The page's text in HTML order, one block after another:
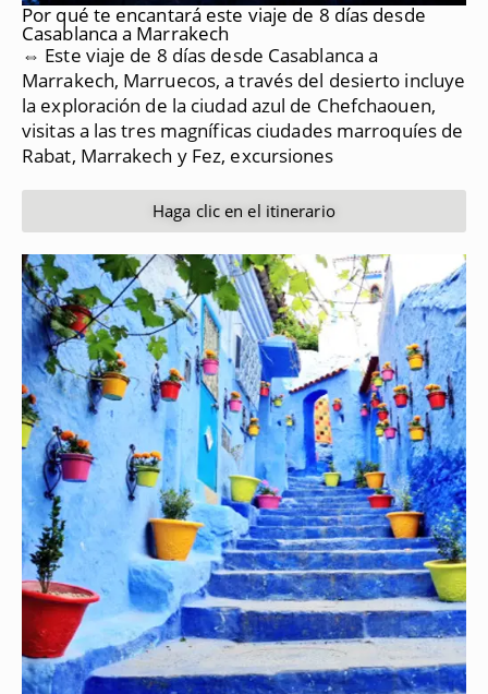
Por qué te encantará este viaje de 8 días desde
Casablanca a Marrakech
⇔ Este viaje de 8 días desde Casablanca a
Marrakech, Marruecos, a través del desierto incluye
la exploración de la ciudad azul de Chefchaouen,
visitas a las tres magníficas ciudades marroquíes de
Rabat, Marrakech y Fez, excursiones
Haga clic en el itinerario